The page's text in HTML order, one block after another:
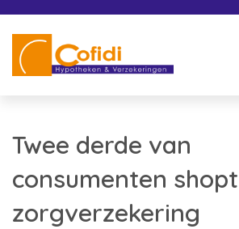
Twee derde van
consumenten
zorgverzekering